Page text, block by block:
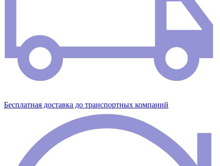
Бесплатная доставка до транспортных компаний